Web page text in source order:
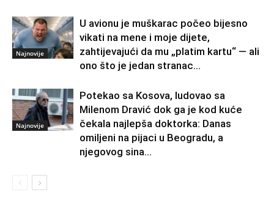
Najnovije
U avionu je muškarac počeo bijesno
vikati na mene i moje dijete,
zahtijevajući da mu „platim kartu“ — ali
ono što je jedan stranac...
Najnovije
Potekao sa Kosova, ludovao sa
Milenom Dravić dok ga je kod kuće
čekala najlepša doktorka: Danas
omiljeni na pijaci u Beogradu, a
njegovog sina...